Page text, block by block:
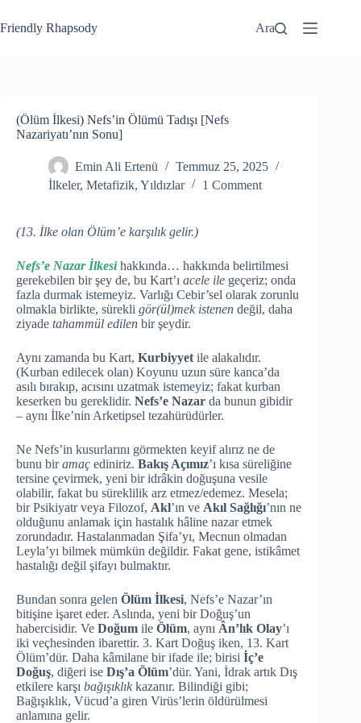
Friendly Rhapsody Ara
(Ölüm İlkesi) Nefs’in Ölümü Tadışı [Nefs
Nazariyatı’nın Sonu]
Emin Ali Ertenü
Temmuz 25, 2025
İlkeler, Metafizik, Yıldızlar 1 Comment
(13. İlke olan Ölüm’e karşılık gelir.)
Nefs’e Nazar İlkesihakkında… hakkında belirtilmesi
gerekebilen bir şey de, bu Kart’ı acele ile geçeriz; onda
fazla durmak istemeyiz. Varlığı Cebir’sel olarak zorunlu
olmakla birlikte, sürekli gör(ül)mek istenen değil, daha
ziyade tahammül edilen bir şeydir.
Aynı zamanda bu Kart, Kurbiyyet ile alakalıdır.
(Kurban edilecek olan) Koyunu uzun süre kanca’da
asılı bırakıp, acısını uzatmak istemeyiz; fakat kurban
keserken bu gereklidir. Nefs’e Nazar da bunun gibidir
– aynı İlke’nin Arketipsel tezahürüdürler.
Ne Nefs’in kusurlarını görmekten keyif alırız ne de
bunu biramaç ediniriz. Bakış Açımız’ı kısa süreliğine
tersine çevirmek, yeni bir idrâkin doğuşuna vesile
olabilir, fakat bu süreklilik arz etmez/edemez. Mesela;
bir Psikiyatr veya Filozof, Akl’ın ve Akıl Sağlığı’nın ne
olduğunu anlamak için hastalık hâline nazar etmek
zorundadır. Hastalanmadan Şifa’yı, Mecnun olmadan
Leyla’yı bilmek mümkün değildir. Fakat gene, istikâmet
hastalığı değil şifayı bulmaktır.
Bundan sonra gelen Ölüm İlkesi, Nefs’e Nazar’ın
bitişine işaret eder. Aslında, yeni bir Doğuş’un
habercisidir. Ve Doğum ile Ölüm, aynı Ân’lık Olay’ı
iki veçhesinden ibarettir. 3. Kart Doğuş iken, 13. Kart
Ölüm’dür. Daha kâmilane bir ifade ile; birisi İç’e
Doğuş, diğeri ise Dış’a Ölüm’dür. Yani, İdrak artık Dış
etkilere karşı bağışıklık kazanır. Bilindiği gibi;
Bağışıklık, Vücud’a giren Virüs’lerin öldürülmesi
anlamına gelir.